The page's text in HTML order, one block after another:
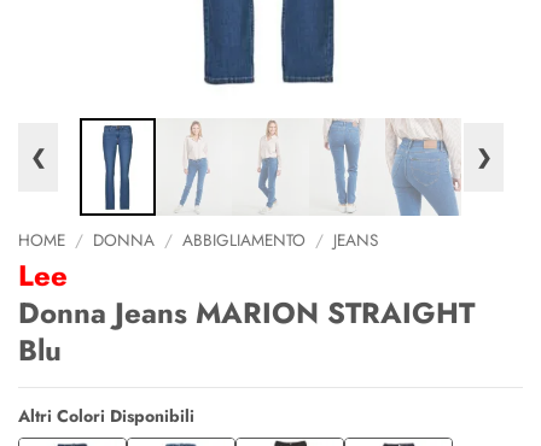
❮ ❯
HOME / DONNA / ABBIGLIAMENTO / JEANS
Lee
Donna Jeans MARION STRAIGHT
Blu
Altri Colori Disponibili